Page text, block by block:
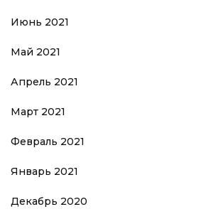
Июнь 2021
Май 2021
Апрель 2021
Март 2021
Февраль 2021
Январь 2021
Декабрь 2020